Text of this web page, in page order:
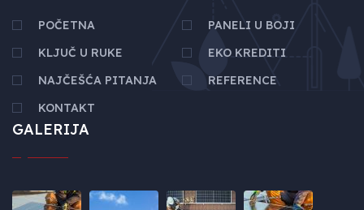
POČETNA
PANELI U BOJI
KLJUČ U RUKE
EKO KREDITI
NAJČEŠĆA PITANJA
REFERENCE
KONTAKT
GALERIJA